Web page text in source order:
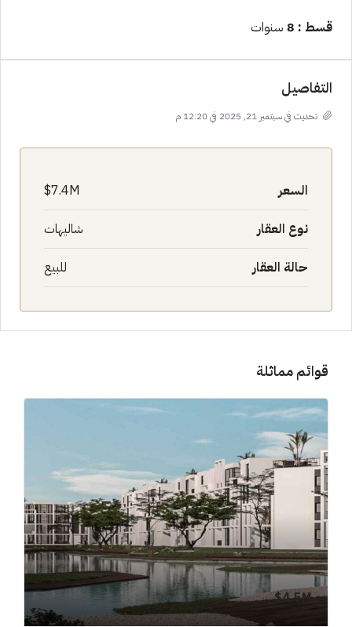
قسط : 8
سنوات
التفاصيل
تحديث في سبتمبر 21, 2025 في 12:20 م
السعر 7.4M$
نوع العقار شاليهات
حالة العقار للبيع
قوائم مماثلة
4.5M$